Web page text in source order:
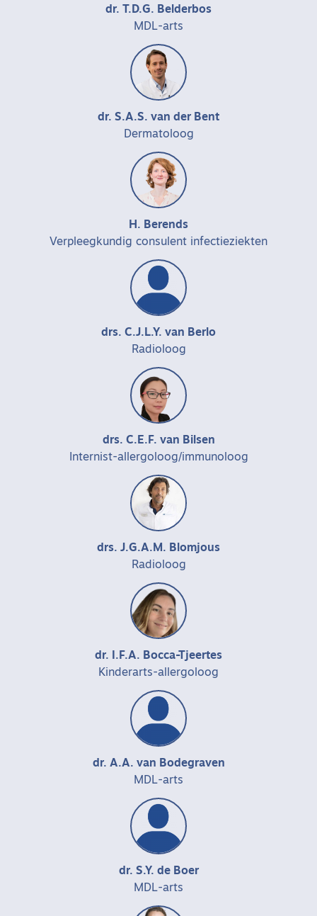
dr. T.D.G. Belderbos
MDL-arts
dr. S.A.S. van der Bent
Dermatoloog
H. Berends
Verpleegkundig consulent infectieziekten
drs. C.J.L.Y. van Berlo
Radioloog
drs. C.E.F. van Bilsen
Internist-allergoloog/immunoloog
drs. J.G.A.M. Blomjous
Radioloog
dr. I.F.A. Bocca-Tjeertes
Kinderarts-allergoloog
dr. A.A. van Bodegraven
MDL-arts
dr. S.Y. de Boer
MDL-arts